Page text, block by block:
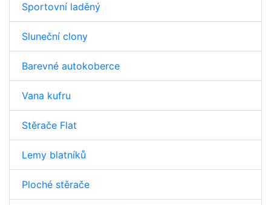
Sportovní laděný
Sluneční clony
Barevné autokoberce
Vana kufru
Stěrače Flat
Lemy blatníků
Ploché stěrače